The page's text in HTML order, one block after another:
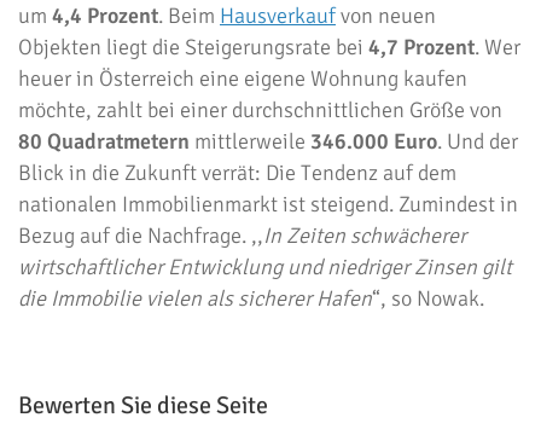
um 4,4 Prozent. Beim Hausverkaufvon neuen
Objekten liegt die Steigerungsrate bei 4,7 Prozent. Wer
heuer in Österreich eine eigene Wohnung kaufen
möchte, zahlt bei einer durchschnittlichen Größe von
80 Quadratmetern mittlerweile 346.000 Euro. Und der
Blick in die Zukunft verrät: Die Tendenz auf dem
nationalen Immobilienmarkt ist steigend. Zumindest in
Bezug auf die Nachfrage. ,,In Zeiten schwächerer
wirtschaftlicher Entwicklung und niedriger Zinsen gilt
die Immobilie vielen als sicherer Hafen“, so Nowak.
Bewerten Sie diese Seite